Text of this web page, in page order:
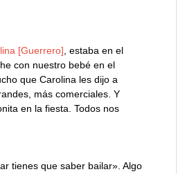
[Guerrero], estaba en el
con nuestro bebé en el
que Carolina les dijo a
más comerciales. Y
en la fiesta. Todos nos
tienes que saber bailar». Algo